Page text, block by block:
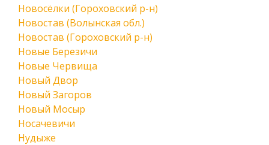
Новосёлки (Гороховский р-н)
Новостав (Волынская обл.)
Новостав (Гороховский р-н)
Новые Березичи
Новые Червища
Новый Двор
Новый Загоров
Новый Мосыр
Носачевичи
Нудыже